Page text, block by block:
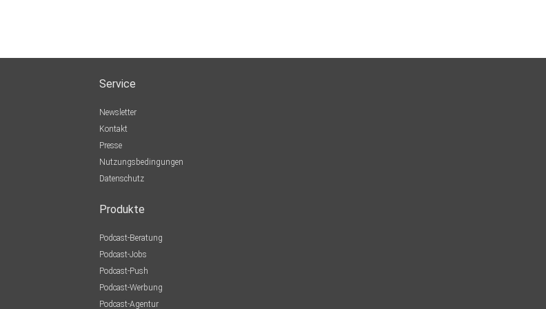
Service
Newsletter
Kontakt
Presse
Nutzungsbedingungen
Datenschutz
Produkte
Podcast-Beratung
Podcast-Jobs
Podcast-Push
Podcast-Werbung
Podcast-Agentur